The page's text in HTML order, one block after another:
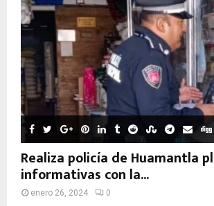
Realiza policía de Huamantla
informativas con la...
enero 26, 2024 0